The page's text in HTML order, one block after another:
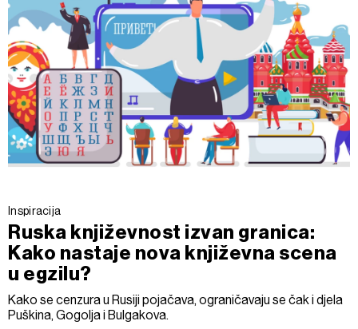
Inspiracija
Ruska književnost izvan granica:
Kako nastaje nova književna scena
u egzilu?
Kako se cenzura u Rusiji pojačava, ograničavaju se čak i djela
Puškina, Gogolja i Bulgakova.